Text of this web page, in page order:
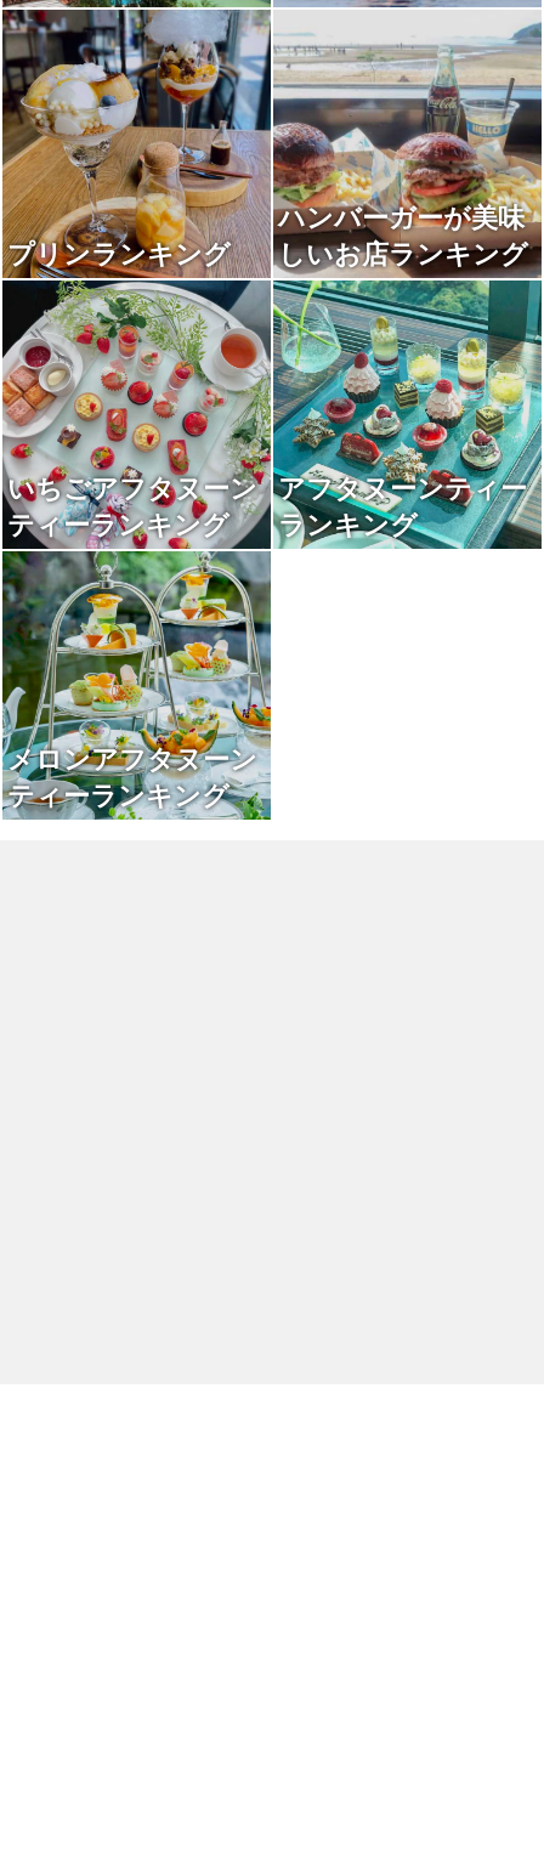
キング
プリンランキング
ハンバーガーが美味
しいお店ランキング
いちごアフタヌーン
ティーランキング
アフタヌーンティー
ランキング
メロンアフタヌーン
ティーランキング